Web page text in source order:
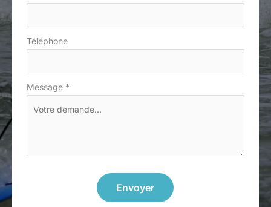
Téléphone
Message *
Envoyer